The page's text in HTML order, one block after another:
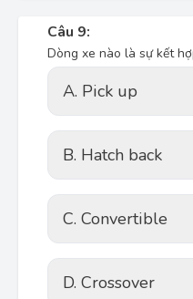
Câu 9:
Dòng xe nào là sự kết
A. Pick up
B. Hatch back
C. Convertible
D. Crossover